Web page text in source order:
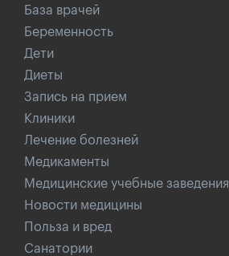
База врачей
Беременность
Дети
Диеты
Запись на прием
Клиники
Лечение болезней
Медикаменты
Медицинские учебные заведения
Новости медицины
Польза и вред
Санатории